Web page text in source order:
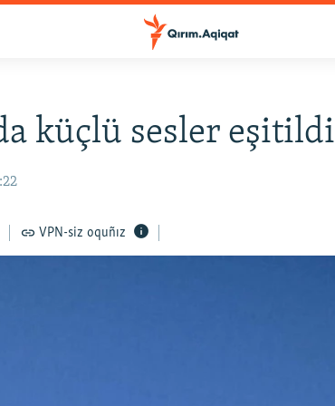
küçlü sesler eşitildi
VPN-siz oquñız